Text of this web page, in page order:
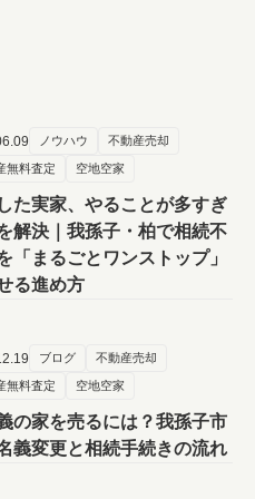
ノウハウ 不動産売却
無料査定 空地空家
た実家、やることが多すぎ
解決｜我孫子・柏で相続不
「まるごとワンストップ」
る進め方
ブログ 不動産売却
無料査定 空地空家
の家を売るには？我孫子市
義変更と相続手続きの流れ